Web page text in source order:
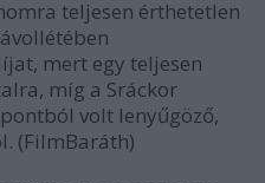
teljesen érthetetlen
mert egy teljesen
míg a Sráckor
volt lenyűgöző,
(FilmBaráth)